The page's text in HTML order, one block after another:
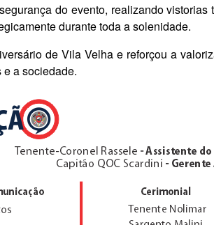
do evento, realizando
durante toda a solenidade.
de Vila Velha e reforçou a
a sociedade.